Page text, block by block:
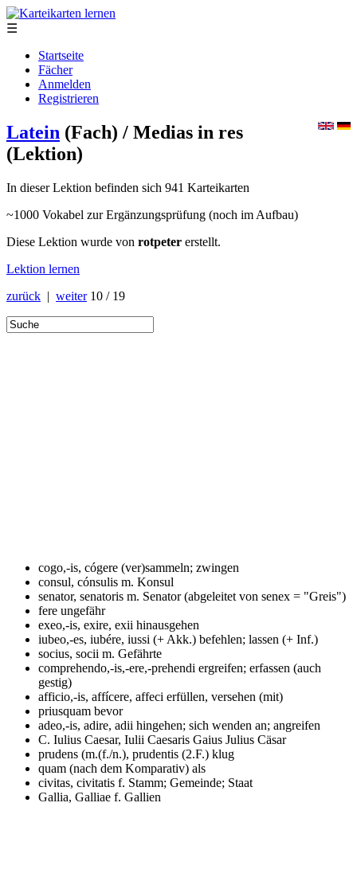
☰
Startseite
Fächer
Anmelden
Registrieren
Latein (Fach) / Medias in res
(Lektion)
In dieser Lektion befinden sich 941 Karteikarten
~1000 Vokabel zur Ergänzungsprüfung (noch im Aufbau)
Diese Lektion wurde von rotpeter erstellt.
Lektion lernen
zurück | weiter 10 / 19
cogo,-is, cógere (ver)sammeln; zwingen
consul, cónsulis m. Konsul
senator, senatoris m. Senator (abgeleitet von senex = "Greis")
fere ungefähr
exeo,-is, exire, exii hinausgehen
iubeo,-es, iubére, iussi (+ Akk.) befehlen; lassen (+ Inf.)
socius, socii m. Gefährte
comprehendo,-is,-ere,-prehendi ergreifen; erfassen (auch
gestig)
afficio,-is, affícere, affeci erfüllen, versehen (mit)
priusquam bevor
adeo,-is, adire, adii hingehen; sich wenden an; angreifen
C. Iulius Caesar, Iulii Caesaris Gaius Julius Cäsar
prudens (m.(f./n.), prudentis (2.F.) klug
quam (nach dem Komparativ) als
civitas, civitatis f. Stamm; Gemeinde; Staat
Gallia, Galliae f. Gallien